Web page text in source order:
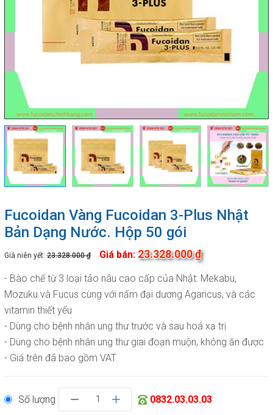
Fucoidan Vàng Fucoidan 3-Plus Nhật
Bản Dạng Nước. Hộp 50 gói
Giá niên yết: 23.328.000 ₫ Giá bán: 23.328.000 ₫
- Bào chế từ 3 loại tảo nâu cao cấp của Nhật: Mekabu,
Mozuku và Fucus cùng với nấm đại dương Agaricus, và các
vitamin thiết yếu
- Dùng cho bệnh nhân ung thư trước và sau hoá xạ trị
- Dùng cho bệnh nhân ung thư giai đoạn muộn, không ăn được
- Giá trên đã bao gồm VAT
Số lượng 1 0832.03.03.03